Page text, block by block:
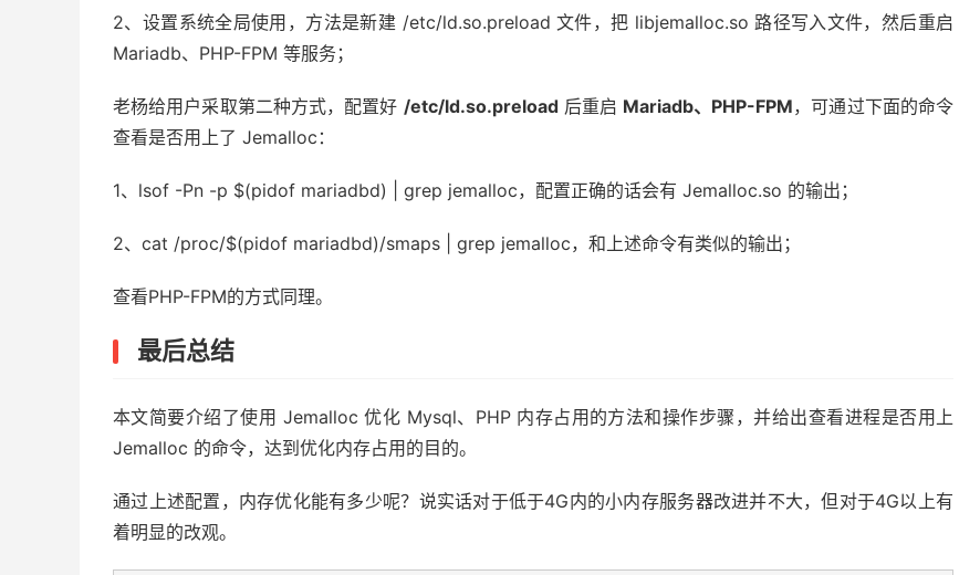
2、设置系统全局使用，方法是新建 /etc/ld.so.preload 文件，把 libjemalloc.so 路径写入文件，然后重启
Mariadb、PHP-FPM 等服务；
老杨给用户采取第二种方式，配置好 /etc/ld.so.preload后重启 Mariadb、PHP-FPM，可通过下面的命令
查看是否用上了 Jemalloc：
1、lsof -Pn -p $(pidof mariadbd) | grep jemalloc，配置正确的话会有 Jemalloc.so 的输出；
2、cat /proc/$(pidof mariadbd)/smaps | grep jemalloc，和上述命令有类似的输出；
查看PHP-FPM的方式同理。
最后总结
本文简要介绍了使用 Jemalloc 优化 Mysql、PHP 内存占用的方法和操作步骤，并给出查看进程是否用上
Jemalloc 的命令，达到优化内存占用的目的。
通过上述配置，内存优化能有多少呢？说实话对于低于4G内的小内存服务器改进并不大，但对于4G以上有
着明显的改观。